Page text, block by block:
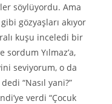
söylüyordu. Ama
gözyaşları akıyor
kuşu inceledi bir
sordum Yılmaz’a,
seviyorum, o da
“Nasıl yani?”
verdi “Çocuk